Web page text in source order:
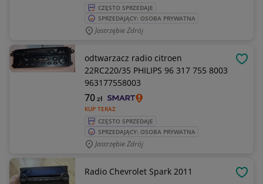
CZĘSTO SPRZEDAJE
SPRZEDAJĄCY: OSOBA PRYWATNA
Jastrzębie Zdrój
odtwarzacz radio citroen
22RC220/35 PHILIPS 96 317 755 8003
963177558003
KUP TERAZ
70zł
CZĘSTO SPRZEDAJE
SPRZEDAJĄCY: OSOBA PRYWATNA
Jastrzębie Zdrój
Radio Chevrolet Spark 2011